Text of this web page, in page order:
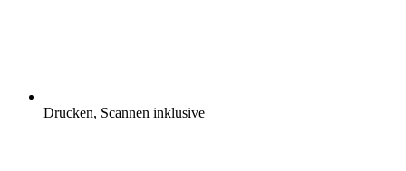
Drucken, Scannen inklusive